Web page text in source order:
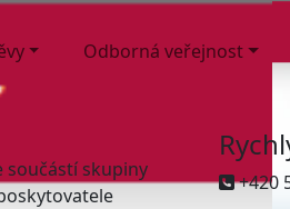
Odborná veřejnost
součástí skupiny
+420